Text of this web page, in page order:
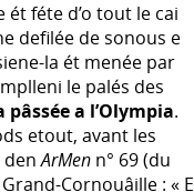
féte d’o tout le cai
defilée de sonous e
la ét menée par
le palés des
pâssée a l’Olympia.
etout, avant les
denArMen n° 69 (du
Cornouâille : « E